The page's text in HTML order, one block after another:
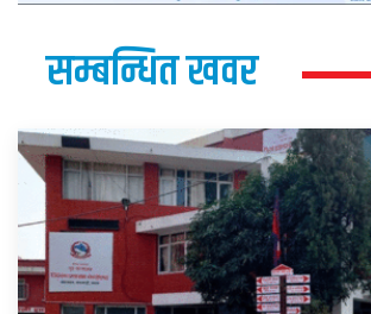
सम्बन्धित खवर